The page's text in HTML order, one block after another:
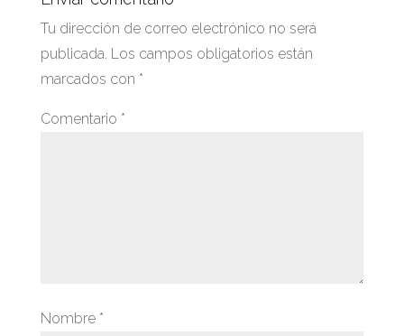
Tu dirección de correo electrónico no será
publicada. Los campos obligatorios están
marcados con *
Comentario *
Nombre *